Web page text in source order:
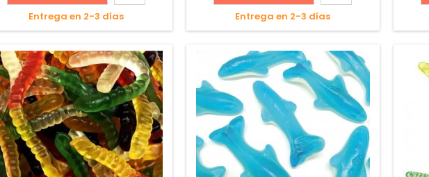
Entrega en 2-3 días Entrega en 2-3 días